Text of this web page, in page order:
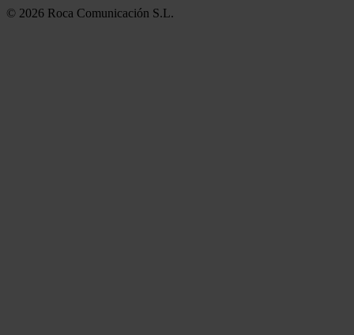
© 2026 Roca Comunicación S.L.